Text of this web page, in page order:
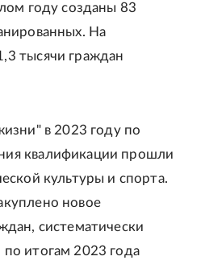
году созданы 83
На
тысячи граждан
в 2023 году по
квалификации прошли
культуры и спорта.
новое
систематически
итогам 2023 года